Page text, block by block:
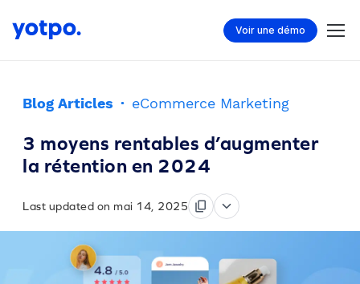
Voir une démo
Blog Articles · eCommerce Marketing
3 moyens rentables d’augmenter
la rétention en 2024
Last updated on mai 14, 2025